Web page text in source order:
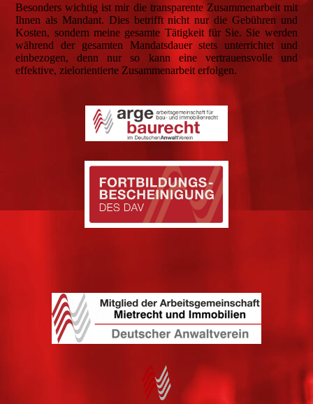
Besonders wichtig ist mir die transparente Zusammenarbeit mit
Ihnen als Mandant. Dies betrifft nicht nur die Gebühren und
Kosten, sondern meine gesamte Tätigkeit für Sie. Sie werden
während der gesamten Mandatsdauer stets unterrichtet und
einbezogen, denn nur so kann eine vertrauensvolle und
effektive, zielorientierte Zusammenarbeit erfolgen.